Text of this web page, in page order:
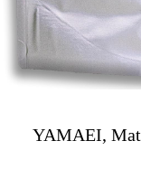
YAMAEI,